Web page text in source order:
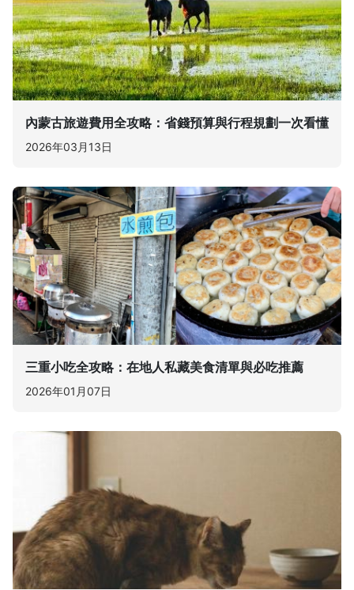
內蒙古旅遊費用全攻略：省錢預算與行程規劃一次看懂
2026年03月13日
三重小吃全攻略：在地人私藏美食清單與必吃推薦
2026年01月07日